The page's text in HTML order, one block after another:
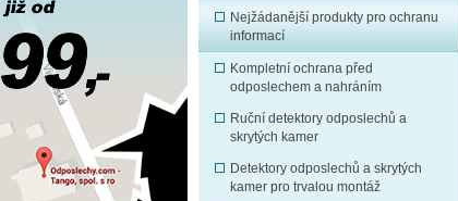
Nejžádanější produkty pro ochranu
informací
Kompletní ochrana před
odposlechem a nahráním
Ruční detektory odposlechů a
skrytých kamer
Detektory odposlechů a skrytých
kamer pro trvalou montáž